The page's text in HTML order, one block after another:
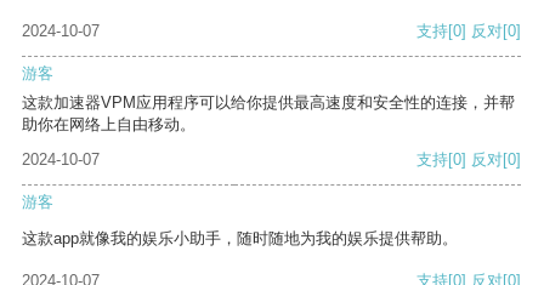
2024-10-07 支持[0] 反对[0]
游客
这款加速器VPM应用程序可以给你提供最高速度和安全性的连接，并帮
助你在网络上自由移动。
2024-10-07
支持[0] 反对[0]
游客
这款app就像我的娱乐小助手，随时随地为我的娱乐提供帮助。
2024-10-07 支持[0] 反对[0]